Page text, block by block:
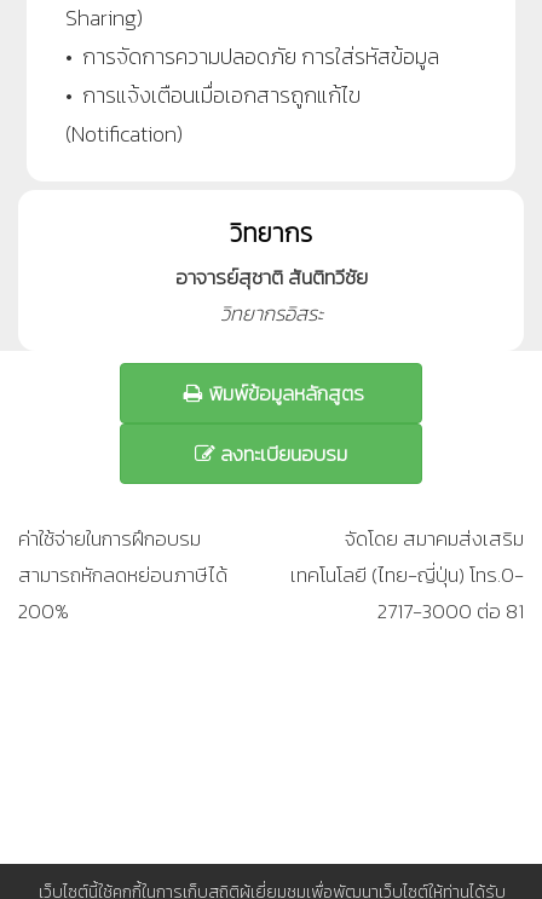
Sharing)
• การจัดการความปลอดภัย การใส่รหัสข้อมูล
• การแจ้งเตือนเมื่อเอกสารถูกแก้ไข
(Notification)
วิทยากร
อาจารย์สุชาติ สันติทวีชัย
วิทยากรอิสระ
พิมพ์ข้อมูลหลักสูตร
ลงทะเบียนอบรม
ค่าใช้จ่ายในการฝึกอบรม
สามารถหักลดหย่อนภาษีได้
200%
จัดโดย สมาคมส่งเสริม
เทคโนโลยี (ไทย-ญี่ปุ่น) โทร.0-
2717-3000 ต่อ 81
เว็บไซต์นี้ใช้คุกกี้ในการเก็บสถิติผู้เยี่ยมชมเพื่อพัฒนาเว็บไซต์ให้ท่านได้รับ